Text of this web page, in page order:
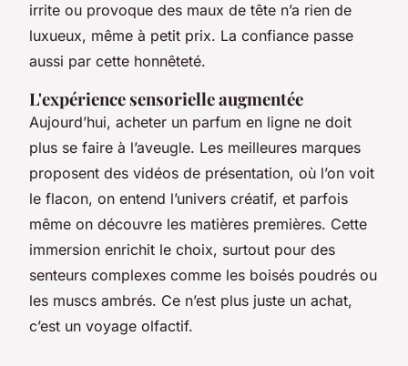
irrite ou provoque des maux de tête n’a rien de
luxueux, même à petit prix. La confiance passe
aussi par cette honnêteté.
L'expérience sensorielle augmentée
Aujourd’hui, acheter un parfum en ligne ne doit
plus se faire à l’aveugle. Les meilleures marques
proposent des vidéos de présentation, où l’on voit
le flacon, on entend l’univers créatif, et parfois
même on découvre les matières premières. Cette
immersion enrichit le choix, surtout pour des
senteurs complexes comme les boisés poudrés ou
les muscs ambrés. Ce n’est plus juste un achat,
c’est un voyage olfactif.